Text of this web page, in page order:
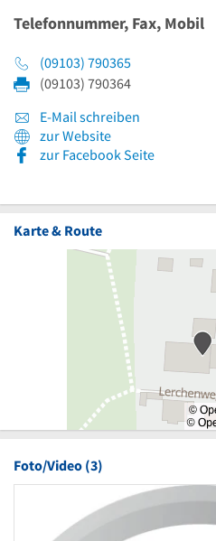
Telefonnummer, Fax, Mobil
(09103) 790365
(09103) 790364
E-Mail schreiben
zur Website
zur Facebook Seite
Karte & Route
Foto/Video (3)